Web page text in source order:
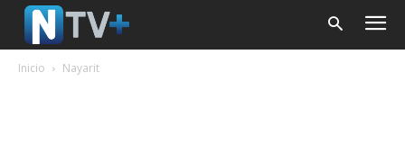
Inicio Nayarit